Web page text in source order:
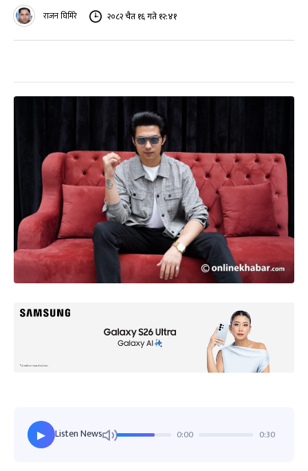
राजन घिमिरे २०८२ चैत १६ गते १२:४१
▶ Listen News 0:00 0:30